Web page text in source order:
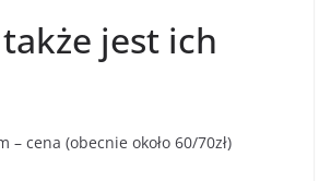
jest ich
– cena (obecnie około 60/70zł)